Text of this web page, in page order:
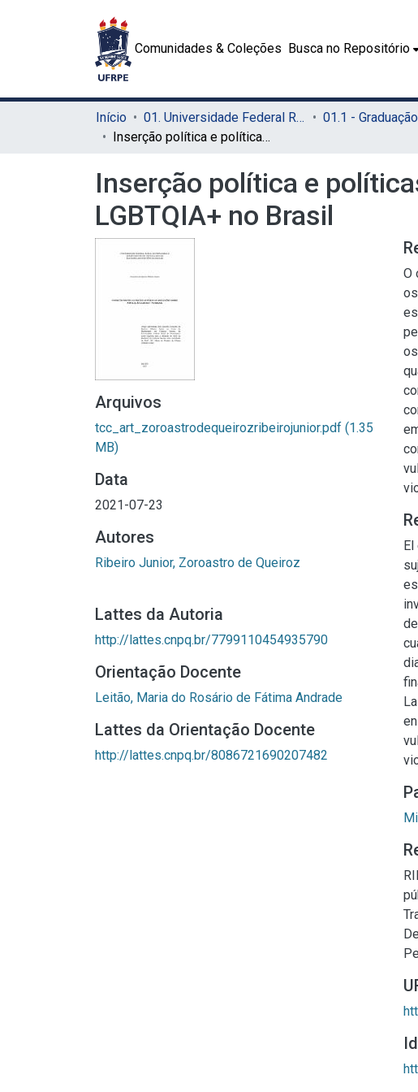
Comunidades & Coleções Busca no Repositório
Início 01. Universidade Federal Rural de Pernambuco - UFRPE (Sede) 01.1 -
Inserção política e políticas públicas: reflexões sobre População LGBTQIA+ no Brasil
Inserção política e
LGBTQIA+ no Brasil
Arquivos
tcc_art_zoroastrodequeirozribeirojunior.pdf (1.35
MB)
Data
2021-07-23
Autores
Ribeiro Junior, Zoroastro de Queiroz
Lattes da Autoria
http://lattes.cnpq.br/7799110454935790
Orientação Docente
Leitão, Maria do Rosário de Fátima Andrade
Lattes da Orientação Docente
http://lattes.cnpq.br/8086721690207482
O